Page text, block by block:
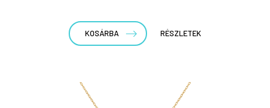
KOSÁRBA RÉSZLETEK